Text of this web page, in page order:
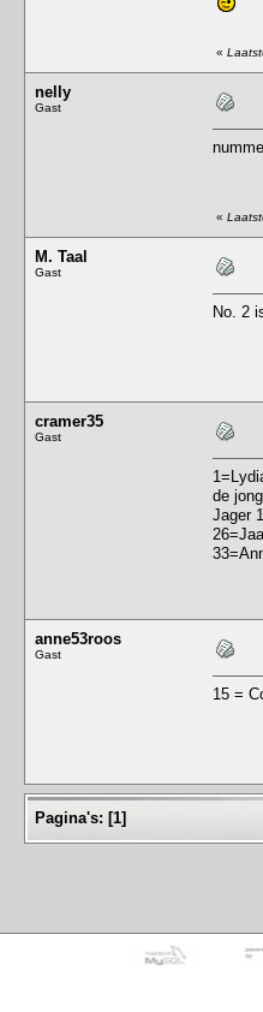
«
nelly
Gast
«
M. Taal
Gast
No. 2
cramer35
Gast
de
Jager
anne53roos
Gast
15 =
Pagina's: [1]